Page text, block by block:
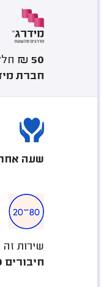
50 ₪
חברת
שעה
שירות
חיבורים 80-20